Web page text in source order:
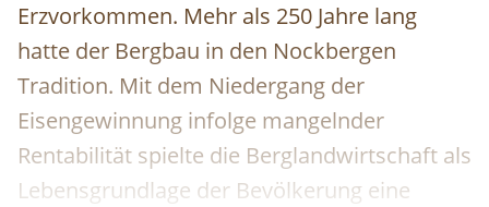
Erzvorkommen. Mehr als 250 Jahre lang
hatte der Bergbau in den Nockbergen
Tradition. Mit dem Niedergang der
Eisengewinnung infolge mangelnder
Rentabilität spielte die Berglandwirtschaft als
Lebensgrundlage der Bevölkerung eine